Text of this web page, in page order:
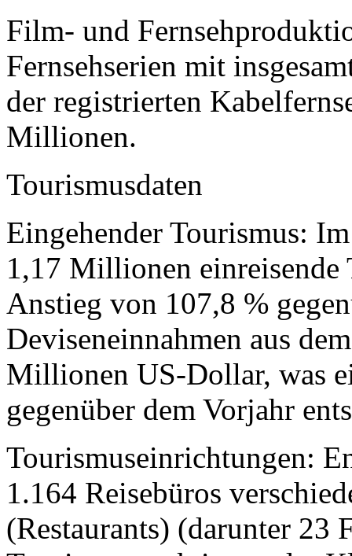
Film- und
Fernsehserien mit
der registrierten
Millionen.
Tourismusdaten
Eingehender Tourismus:
1,17 Millionen einreisende
Anstieg von 107,8 %
Deviseneinnahmen aus
Millionen US-Dollar, was
gegenüber dem Vorjahr
Tourismuseinrichtungen:
1.164 Reisebüros
(Restaurants) (darunter 23